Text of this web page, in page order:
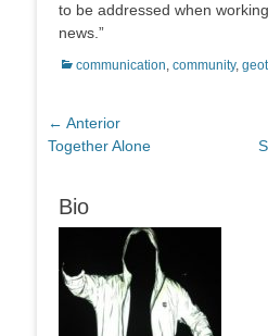
to be addressed when
news.”
Categorias:
communication, community,
Navegação
de
← Anterior
Post
Together Alone
Bio